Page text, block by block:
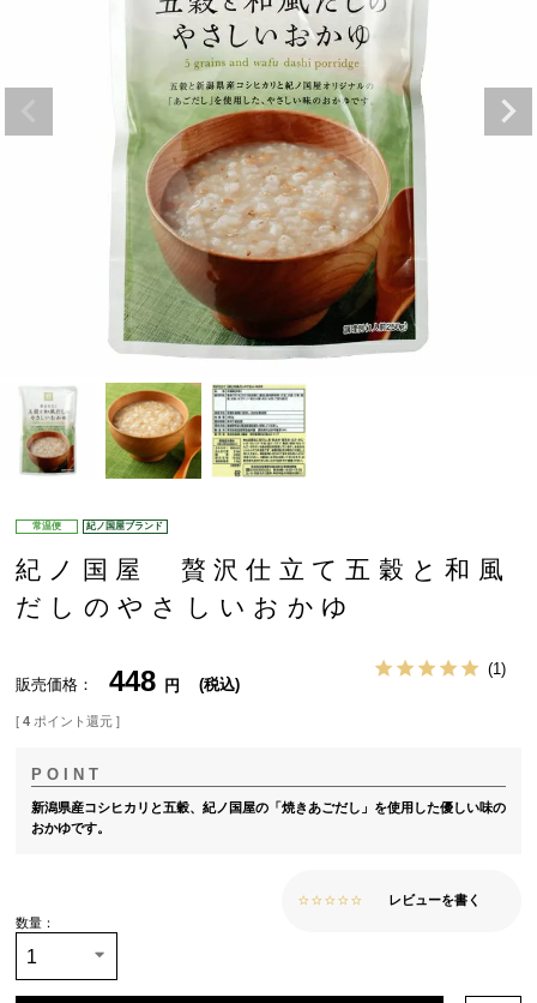
常温便 紀ノ国屋ブランド
紀ノ国屋 贅沢仕立て五穀と和風
だしのやさしいおかゆ
販売価格 448 税込
1
[ 4 ポイント還元 ]
新潟県産コシヒカリと五穀、紀ノ国屋の「焼きあごだし」を使用した優しい味の
おかゆです。
レビューを書く